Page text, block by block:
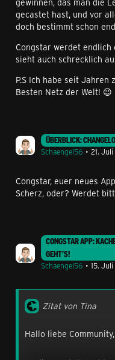
gecastet hast, und vor
doch bestimmt schon
Congstar werdet endlich
sieht auch schrecklich
P.S Ich habe seit Jahren
Besten Netz der Welt! 😉
ÜBERBLICK:
Schaengel56
21.
Congstar, euer neues
Scherz, oder? Werdet
CONGSTAR APP:
GEHT’S!
Schaengel56
15.
Zitat von Tina
Hallo liebe Community,